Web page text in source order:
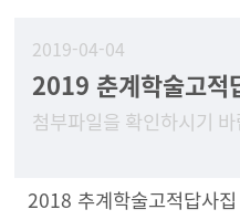
2019-04-04
2019 춘계학술고적
첨부파일을 확인하시기
2018 추계학술고적답사집